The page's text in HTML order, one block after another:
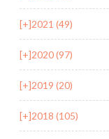
[+]2021 (49)
[+]2020 (97)
[+]2019 (20)
[+]2018 (105)